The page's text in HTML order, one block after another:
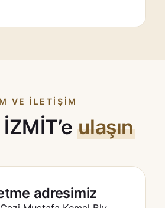
VE ILETIŞIM
ulaşın
adresimiz